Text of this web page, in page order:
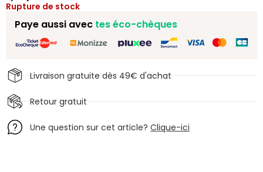
Rupture de stock
Livraison gratuite dès 49€ d'achat
Retour gratuit
Une question sur cet article?Clique-ici
Paye aussi avec tes éco-chèques